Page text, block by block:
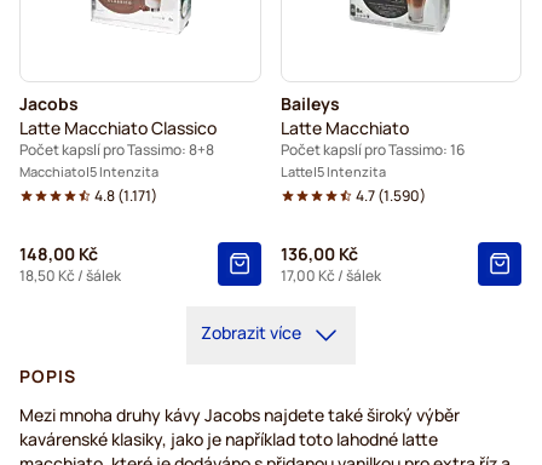
Jacobs
Latte Macchiato Classico
Počet kapslí pro Tassimo: 8+8
Macchiato 5 Intenzita
4.8(1.171)
148,00 Kč
18,50 Kč / šálek
Baileys
Latte Macchiato
Počet kapslí pro Tassimo: 16
Latte 5 Intenzita
4.7(1.590)
136,00 Kč
17,00 Kč / šálek
Zobrazit více
POPIS
Mezi mnoha druhy kávy Jacobs najdete také široký výběr
kavárenské klasiky, jako je například toto lahodné latte